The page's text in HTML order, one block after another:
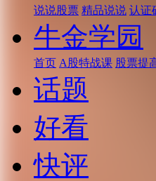
说说股票 精品说说 认证
牛金学园
首页 A股特战课 股票提
话题
好看
快评